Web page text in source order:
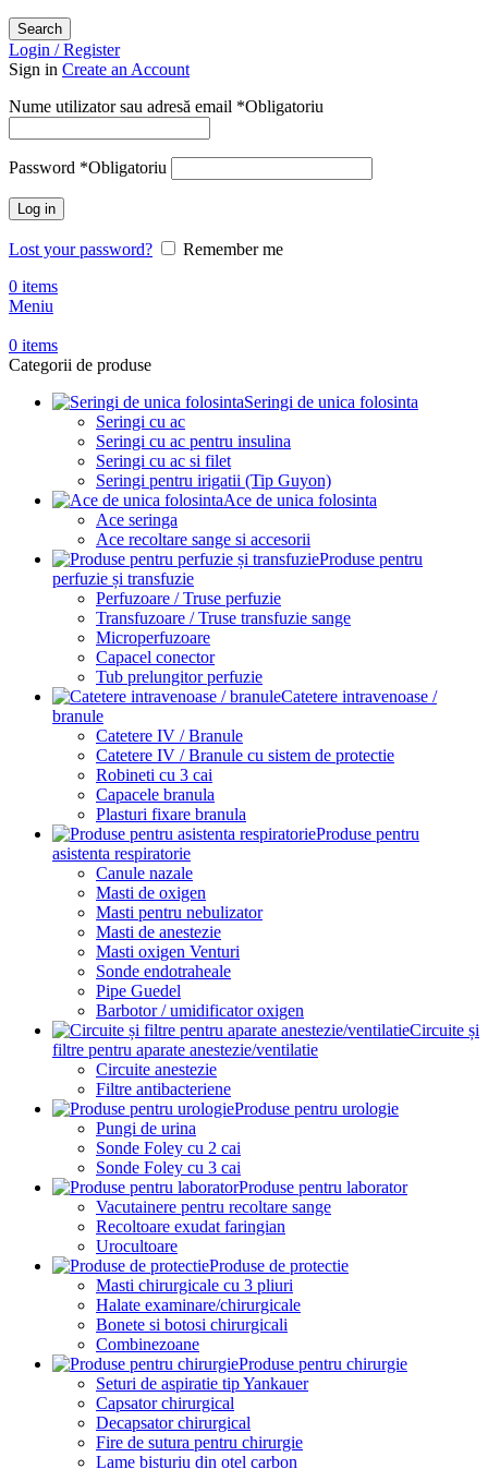
Search
Login / Register
Sign in Create an Account
Nume utilizator sau adresă email *Obligatoriu
Password *Obligatoriu
Log in
Lost your password?
Remember me
0 items
Meniu
0 items
Categorii de produse
Seringi de unica folosinta
Seringi cu ac
Seringi cu ac pentru insulina
Seringi cu ac si filet
Seringi pentru irigatii (Tip Guyon)
Ace de unica folosinta
Ace seringa
Ace recoltare sange si accesorii
Produse pentru
perfuzie și transfuzie
Perfuzoare / Truse perfuzie
Transfuzoare / Truse transfuzie sange
Microperfuzoare
Capacel conector
Tub prelungitor perfuzie
Catetere intravenoase /
branule
Catetere IV / Branule
Catetere IV / Branule cu sistem de protectie
Robineti cu 3 cai
Capacele branula
Plasturi fixare branula
Produse pentru
asistenta respiratorie
Canule nazale
Masti de oxigen
Masti pentru nebulizator
Masti de anestezie
Masti oxigen Venturi
Sonde endotraheale
Pipe Guedel
Barbotor / umidificator oxigen
Circuite și
filtre pentru aparate anestezie/ventilatie
Circuite anestezie
Filtre antibacteriene
Produse pentru urologie
Pungi de urina
Sonde Foley cu 2 cai
Sonde Foley cu 3 cai
Produse pentru laborator
Vacutainere pentru recoltare sange
Recoltoare exudat faringian
Urocultoare
Produse de protectie
Masti chirurgicale cu 3 pliuri
Halate examinare/chirurgicale
Bonete si botosi chirurgicali
Combinezoane
Produse pentru chirurgie
Seturi de aspiratie tip Yankauer
Capsator chirurgical
Decapsator chirurgical
Fire de sutura pentru chirurgie
Lame bisturiu din otel carbon